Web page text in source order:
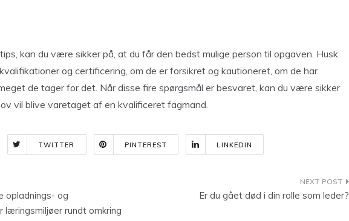
kan du være sikker på, at du får den bedst mulige person til opgaven. Husk
og certificering, om de er forsikret og kautioneret, om de har
de tager for det. Når disse fire spørgsmål er besvaret, kan du være sikker
vil blive varetaget af en kvalificeret fagmand.
TWITTER PINTEREST LINKEDIN
opladnings- og
læringsmiljøer rundt omkring
Er du gået død i din rolle som leder?